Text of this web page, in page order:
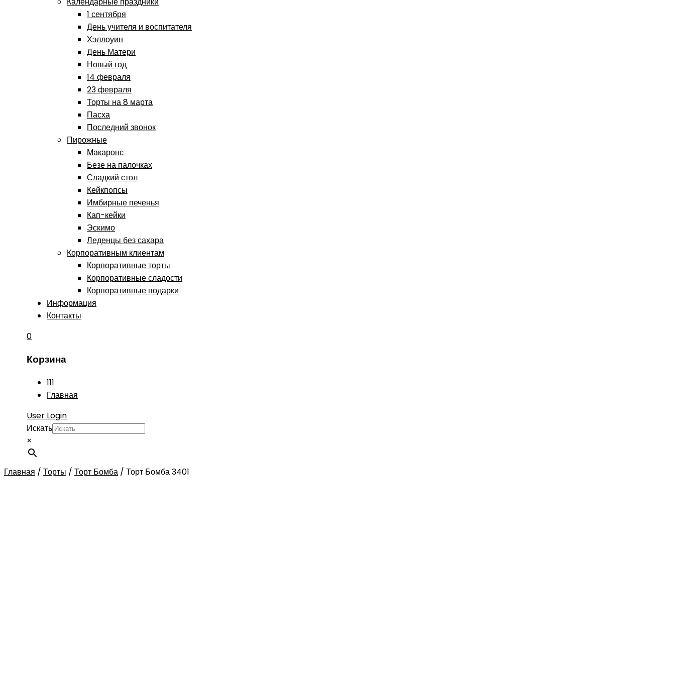
1 сентября
День учителя и воспитателя
Хэллоуин
День Матери
Новый год
14 февраля
23 февраля
Торты на 8 марта
Пасха
Последний звонок
Пирожные
Макаронс
Безе на палочках
Сладкий стол
Кейкпопсы
Имбирные печенья
Кап-кейки
Эскимо
Леденцы без сахара
Корпоративным клиентам
Корпоративные торты
Корпоративные сладости
Корпоративные подарки
Информация
Контакты
0
Корзина
111
Главная
User Login
Искать
×
Главная / Торты / Торт Бомба / Торт Бомба 3401